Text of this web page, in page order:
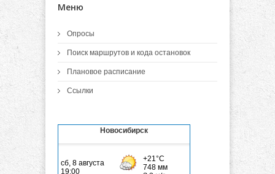
Меню
Опросы
Поиск маршрутов и кода остановок
Плановое расписание
Ссылки
Новосибирск